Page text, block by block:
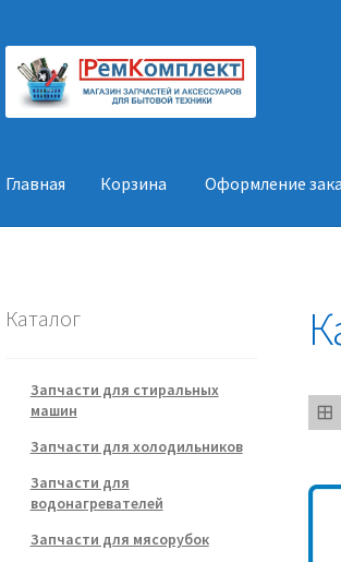
Перейти
навигации
Перейти
содержимому
Главная Корзина Оформление
Каталог
Запчасти для стиральных
машин
Запчасти для холодильников
Запчасти для
водонагревателей
Запчасти для мясорубок